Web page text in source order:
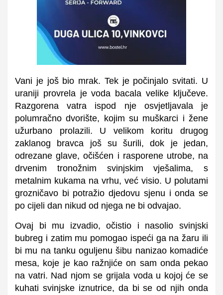
Vani je još bio mrak. Tek je počinjalo svitati. U
uraniji provrela je voda bacala velike ključeve.
Razgorena vatra ispod nje osvjetljavala je
polumračno dvorište, kojim su muškarci i žene
užurbano prolazili. U velikom koritu drugog
zaklanog bravca još su šurili, dok je jedan,
odrezane glave, očišćen i rasporene utrobe, na
drvenim tronožnim svinjskim vješalima, s
metalnim kukama na vrhu, već visio. U polutami
grozničavo bi potražio djedovu sjenu i onda se
po cijeli dan nikud od njega ne bi odvajao.
Ovaj bi mu izvadio, očistio i nasolio svinjski
bubreg i zatim mu pomogao ispeći ga na žaru ili
bi mu na tanku oguljenu šibu nanizao komadiće
mesa, koje je kao ražnjiće on sam onda pekao
na vatri. Nad njom se grijala voda u kojoj će se
kuhati svinjske iznutrice, da bi se od njih onda